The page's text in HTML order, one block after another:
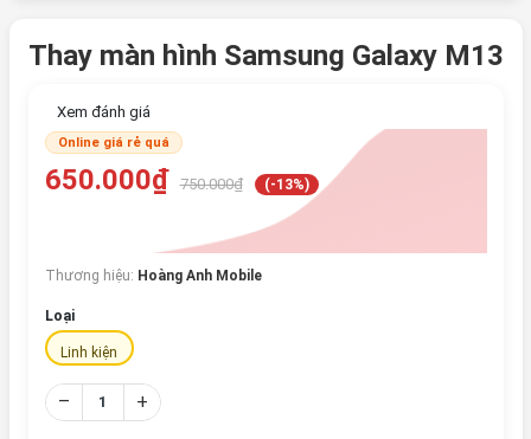
Thay màn hình Samsung Galaxy M13
Xem đánh giá
Online giá rẻ quá
650.000₫ 750.000₫ (-13%)
Thương hiệu: Hoàng Anh Mobile
Loại
Linh kiện
– +